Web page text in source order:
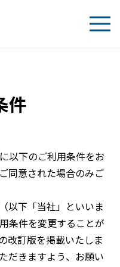
件
以下のご利用条件をお
同意された場合のみご
以下「当社」といいま
条件を変更することが
改訂版を掲載いたしま
だきますよう、お願い